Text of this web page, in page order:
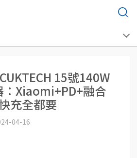
15號140W
：Xiaomi+PD+融合
充全都要
04-16